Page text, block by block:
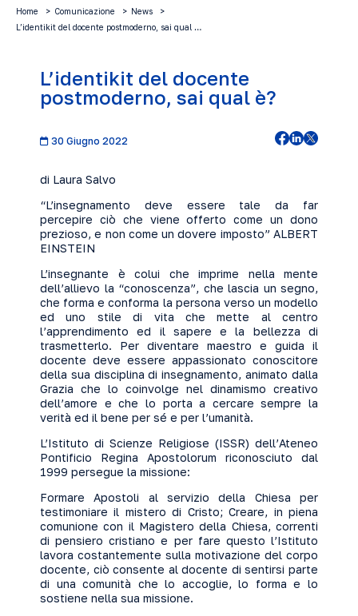
Home Comunicazione
News
L’identikit del docente postmoderno, sai qual …
L’identikit del docente
postmoderno, sai qual è?
30 Giugno 2022
di Laura Salvo
“L’insegnamento deve essere tale da far
percepire ciò che viene offerto come un dono
prezioso, e non come un dovere imposto” ALBERT
EINSTEIN
L’insegnante è colui che imprime nella mente
dell’allievo la “conoscenza”, che lascia un segno,
che forma e conforma la persona verso un modello
ed uno stile di vita che mette al centro
l’apprendimento ed il sapere e la bellezza di
trasmetterlo. Per diventare maestro e guida il
docente deve essere appassionato conoscitore
della sua disciplina di insegnamento, animato dalla
Grazia che lo coinvolge nel dinamismo creativo
dell’amore e che lo porta a cercare sempre la
verità ed il bene per sé e per l’umanità.
L’Istituto di Scienze Religiose (ISSR) dell’Ateneo
Pontificio Regina Apostolorum riconosciuto dal
1999 persegue la missione:
Formare Apostoli al servizio della Chiesa per
testimoniare il mistero di Cristo; Creare, in piena
comunione con il Magistero della Chiesa, correnti
di pensiero cristiano e per fare questo l’Istituto
lavora costantemente sulla motivazione del corpo
docente, ciò consente al docente di sentirsi parte
di una comunità che lo accoglie, lo forma e lo
sostiene nella sua missione.